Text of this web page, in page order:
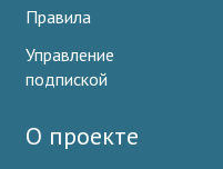
Правила
Управление
подпиской
О проекте